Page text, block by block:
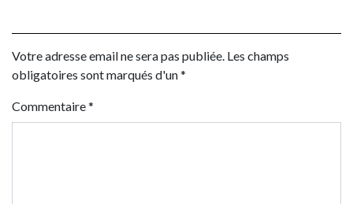
Votre adresse email ne sera pas publiée. Les champs
obligatoires sont marqués d'un *
Commentaire*